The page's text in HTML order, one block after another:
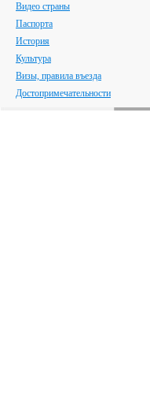
Видео страны
Паспорта
История
Культура
Визы, правила въезда
Достопримечательности